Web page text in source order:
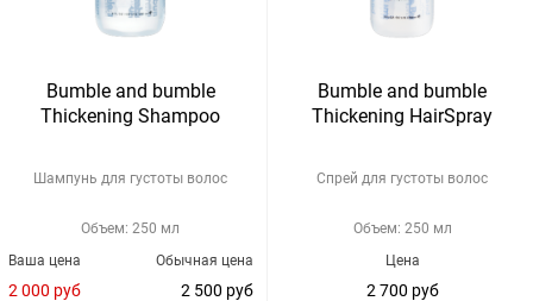
Bumble and bumble
Thickening Shampoo
Шампунь для густоты волос
Объем: 250 мл
Обычная цена
2 500 руб
Ваша цена
2 000 руб
Bumble and bumble
Thickening HairSpray
Спрей для густоты волос
Объем: 250 мл
Цена
2 700 руб